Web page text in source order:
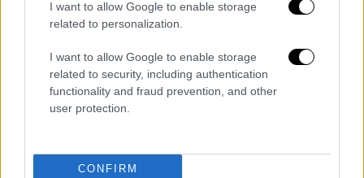
I want to allow Google to enable storage
related to personalization.
I want to allow Google to enable storage
related to security, including authentication
functionality and fraud prevention, and other
user protection.
CONFIRM
«Ούτε ο Παττακός δεν τα έκανε»
κυβερνητικός εταίρος ανέφερε ότι ο
Τέρενς Κουίκ ορκίστηκε ανεξάρτητος
βουλευτής χωρίς να υπάρχει τυπική
επιστολή ανεξαρτητοποίησης